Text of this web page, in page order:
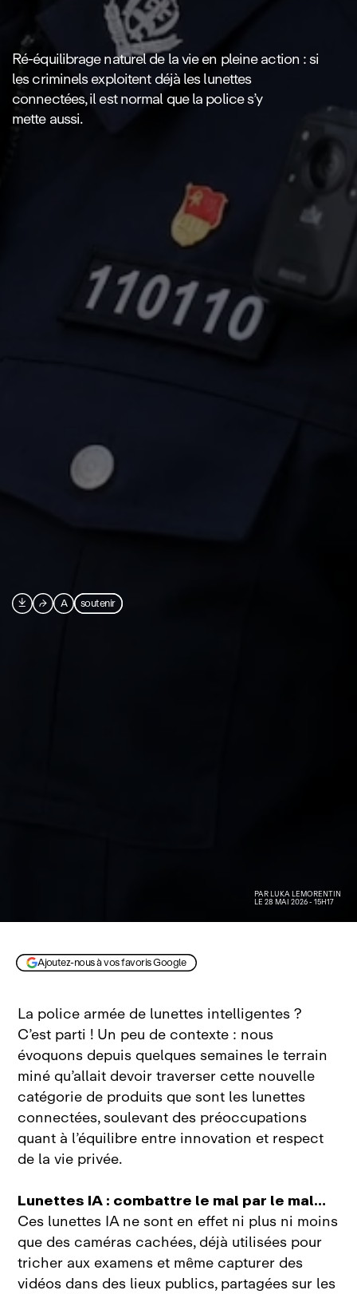
PAR LUKA LEMORENTIN
LE 28 MAI 2026 - 15H17
Ré-équilibrage naturel de la vie en pleine action : si
les criminels exploitent déjà les lunettes
connectées, il est normal que la police s’y
mette aussi.
 ⮫ A soutenir
Ajoutez-nous à vos favoris Google
La police armée de lunettes intelligentes ?
C’est parti ! Un peu de contexte : nous
évoquons depuis quelques semaines le terrain
miné qu’allait devoir traverser cette nouvelle
catégorie de produits que sont les lunettes
connectées, soulevant des préoccupations
quant à l’équilibre entre innovation et respect
de la vie privée.
Lunettes IA : combattre le mal par le mal…
Ces lunettes IA ne sont en effet ni plus ni moins
que des caméras cachées, déjà utilisées pour
tricher aux examens et même capturer des
vidéos dans des lieux publics, partagées sur les